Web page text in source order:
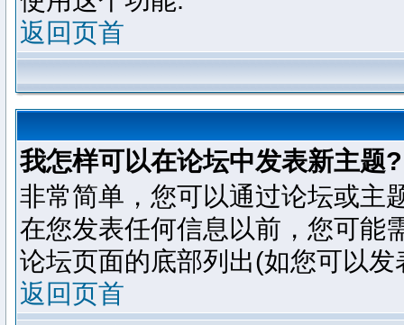
返回页首
我怎样可以在论坛中发表新主题?
非常简单，您可以通过论坛或主
在您发表任何信息以前，您可能
论坛页面的底部列出(如您可以
返回页首